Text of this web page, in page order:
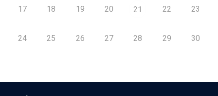
17 18 19 20 21 22 23
24 25 26 27 28 29 30